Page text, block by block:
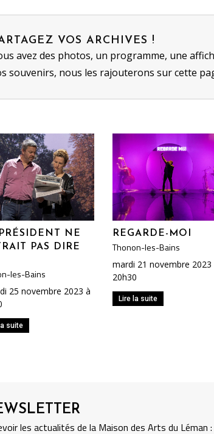
VOS ARCHIVES !
avez des photos, un programme, une
souvenirs, nous les rajouterons sur cette
NE
PAS DIRE
les-Bains
25 novembre 2023 à
suite
REGARDE-MOI
Thonon-les-Bains
mardi 21 novembre 2023
20h30
Lire la suite
les actualités de la Maison des Arts du Léman :